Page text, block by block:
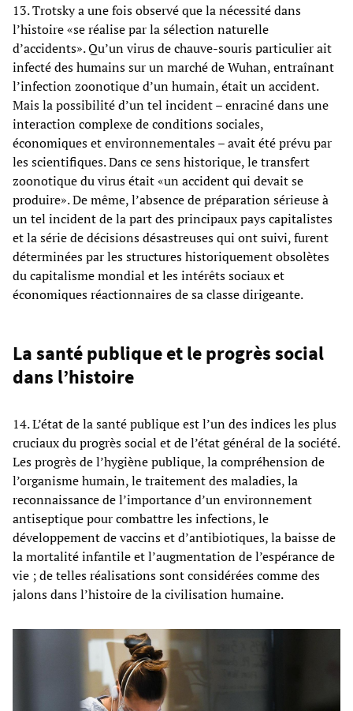
13. Trotsky a une fois observé que la nécessité dans
l’histoire «se réalise par la sélection naturelle
d’accidents». Qu’un virus de chauve-souris particulier ait
infecté des humains sur un marché de Wuhan, entraînant
l’infection zoonotique d’un humain, était un accident.
Mais la possibilité d’un tel incident – enraciné dans une
interaction complexe de conditions sociales,
économiques et environnementales – avait été prévu par
les scientifiques. Dans ce sens historique, le transfert
zoonotique du virus était «un accident qui devait se
produire». De même, l’absence de préparation sérieuse à
un tel incident de la part des principaux pays capitalistes
et la série de décisions désastreuses qui ont suivi, furent
déterminées par les structures historiquement obsolètes
du capitalisme mondial et les intérêts sociaux et
économiques réactionnaires de sa classe dirigeante.
La santé publique et le progrès social
dans l’histoire
14. L’état de la santé publique est l’un des indices les plus
cruciaux du progrès social et de l’état général de la société.
Les progrès de l’hygiène publique, la compréhension de
l’organisme humain, le traitement des maladies, la
reconnaissance de l’importance d’un environnement
antiseptique pour combattre les infections, le
développement de vaccins et d’antibiotiques, la baisse de
la mortalité infantile et l’augmentation de l’espérance de
vie ; de telles réalisations sont considérées comme des
jalons dans l’histoire de la civilisation humaine.